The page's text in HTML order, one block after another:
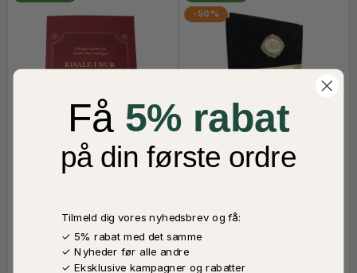
50,00 DKK
Ikke På Lager
-50%
100,00 DKK
200,00 DKK
Få 5% rabat
på din første ordre
Tilmeld dig vores nyhedsbrev og få:
✓ 5% rabat med det samme
✓ Nyheder før alle andre
✓ Eksklusive kampagner og rabatter